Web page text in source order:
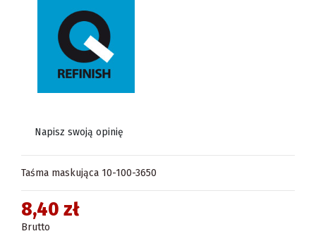
Napisz swoją opinię
Taśma maskująca 10-100-3650
8,40 zł
Brutto